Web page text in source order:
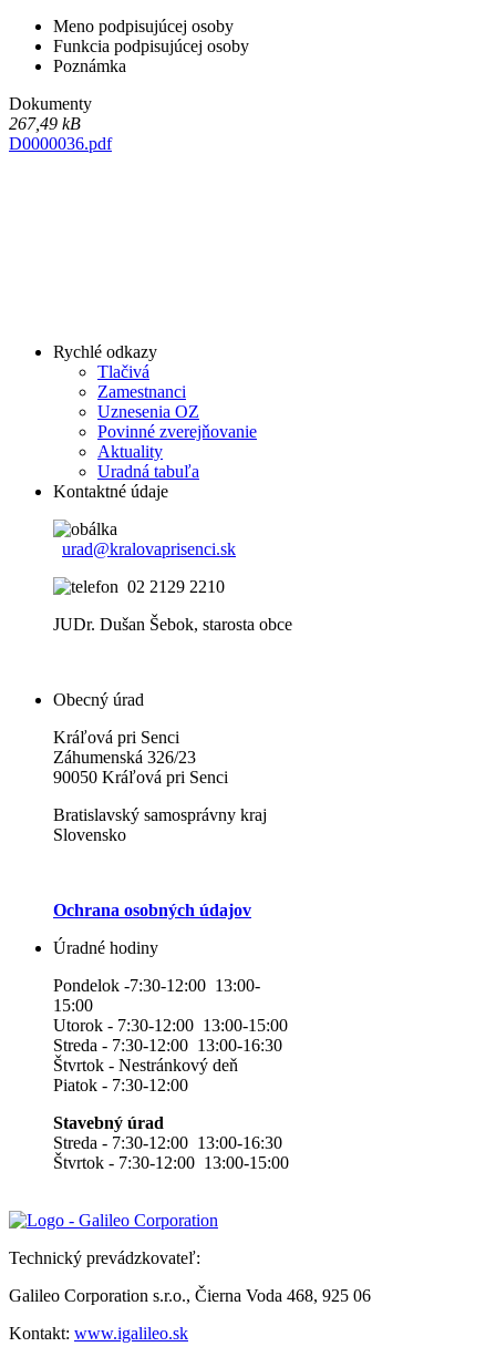
Meno podpisujúcej osoby
Funkcia podpisujúcej osoby
Poznámka
Dokumenty
267,49 kB
D0000036.pdf
Rychlé odkazy
Tlačivá
Zamestnanci
Uznesenia OZ
Povinné zverejňovanie
Aktuality
Uradná tabuľa
Kontaktné údaje
urad@kralovaprisenci.sk
02 2129 2210
JUDr. Dušan Šebok, starosta obce
Obecný úrad
Kráľová pri Senci
Záhumenská 326/23
90050 Kráľová pri Senci
Bratislavský samosprávny kraj
Slovensko
Ochrana osobných údajov
Úradné hodiny
Pondelok -7:30-12:00 13:00-
15:00
Utorok - 7:30-12:00 13:00-15:00
Streda - 7:30-12:00 13:00-16:30
Štvrtok - Nestránkový deň
Piatok - 7:30-12:00
Stavebný úrad
Streda - 7:30-12:00 13:00-16:30
Štvrtok - 7:30-12:00 13:00-15:00
Technický prevádzkovateľ:
Galileo Corporation s.r.o., Čierna Voda 468, 925 06
Kontakt: www.igalileo.sk